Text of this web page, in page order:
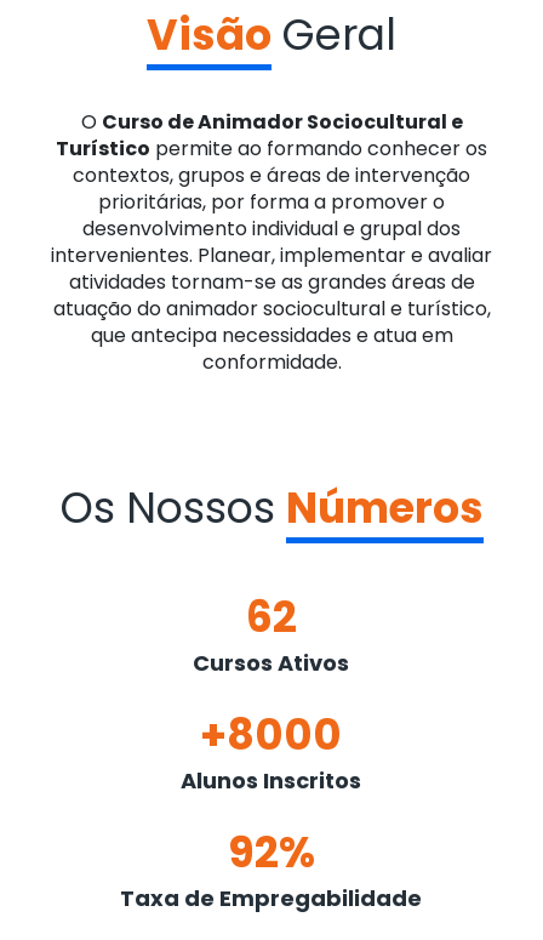
Visão Geral
O Curso de Animador Sociocultural e
Turístico permite ao formando conhecer os
contextos, grupos e áreas de intervenção
prioritárias, por forma a promover o
desenvolvimento individual e grupal dos
intervenientes. Planear, implementar e avaliar
atividades tornam-se as grandes áreas de
atuação do animador sociocultural e turístico,
que antecipa necessidades e atua em
conformidade.
Os Nossos Números
62
Cursos Ativos
+8000
Alunos Inscritos
92%
Taxa de Empregabilidade